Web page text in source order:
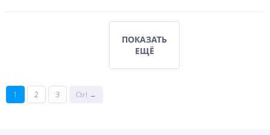
ПОКАЗАТЬ
ЕЩЁ
1 2 3 Ctrl →